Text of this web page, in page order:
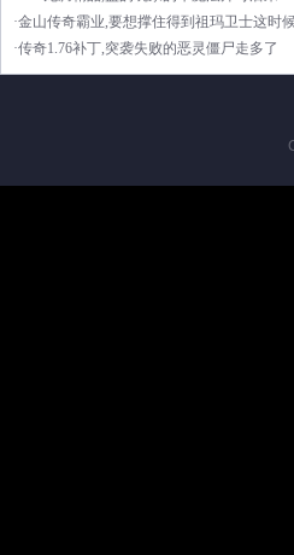
·金山传奇霸业,要想撑住得到祖玛卫士这时
·传奇1.76补丁,突袭失败的恶灵僵尸走多了